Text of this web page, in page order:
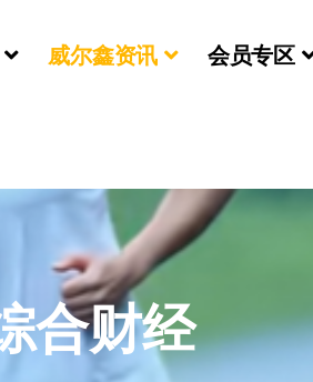
威尔鑫资讯 会员专区
合财经